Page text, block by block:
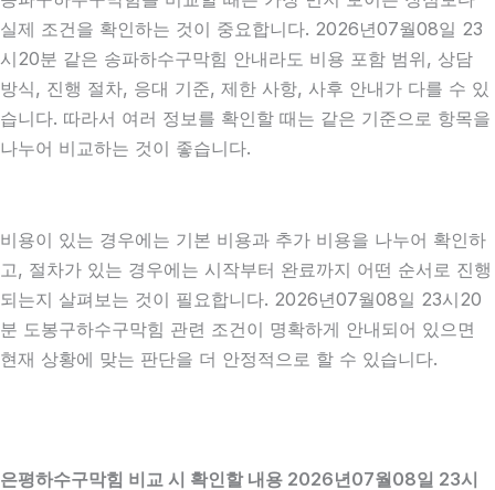
실제 조건을 확인하는 것이 중요합니다. 2026년07월08일 23
시20분 같은 송파하수구막힘 안내라도 비용 포함 범위, 상담
방식, 진행 절차, 응대 기준, 제한 사항, 사후 안내가 다를 수 있
습니다. 따라서 여러 정보를 확인할 때는 같은 기준으로 항목을
나누어 비교하는 것이 좋습니다.
비용이 있는 경우에는 기본 비용과 추가 비용을 나누어 확인하
고, 절차가 있는 경우에는 시작부터 완료까지 어떤 순서로 진행
되는지 살펴보는 것이 필요합니다. 2026년07월08일 23시20
분 도봉구하수구막힘 관련 조건이 명확하게 안내되어 있으면
현재 상황에 맞는 판단을 더 안정적으로 할 수 있습니다.
은평하수구막힘 비교 시 확인할 내용 2026년07월08일 23시